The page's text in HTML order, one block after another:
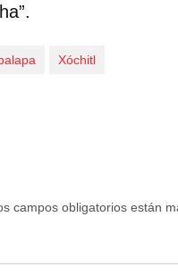
Xóchitl
campos obligatorios están